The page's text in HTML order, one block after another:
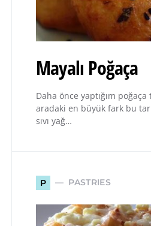
Mayalı Poğaça
Daha önce yaptığım
aradaki en büyük fark bu
sıvı yağ…
P PASTRIES